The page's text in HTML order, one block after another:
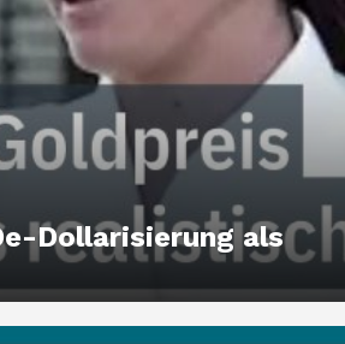
Dollarisierung als